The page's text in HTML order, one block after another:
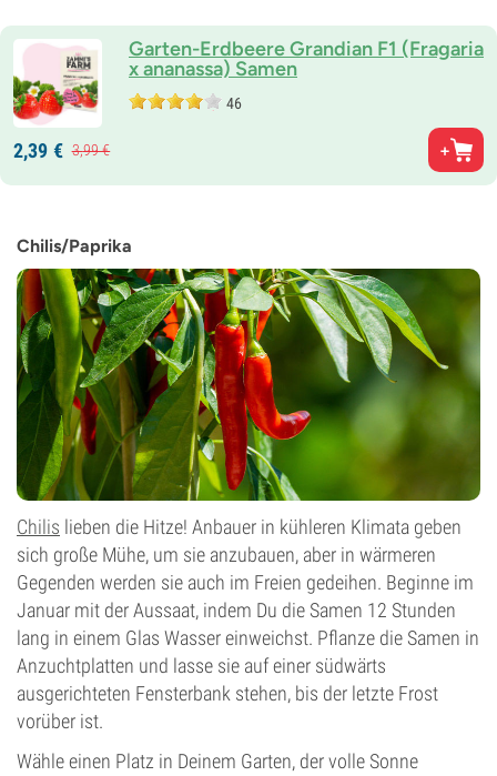
Garten-Erdbeere Grandian F1 (Fragaria
x ananassa) Samen
46
2,39 € 3,99€
Chilis/Paprika
Chilis lieben die Hitze! Anbauer in kühleren Klimata geben
sich große Mühe, um sie anzubauen, aber in wärmeren
Gegenden werden sie auch im Freien gedeihen. Beginne im
Januar mit der Aussaat, indem Du die Samen 12 Stunden
lang in einem Glas Wasser einweichst. Pflanze die Samen in
Anzuchtplatten und lasse sie auf einer südwärts
ausgerichteten Fensterbank stehen, bis der letzte Frost
vorüber ist.
Wähle einen Platz in Deinem Garten, der volle Sonne